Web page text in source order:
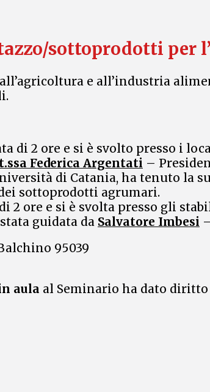
sottoprodotti per
e all’industria
2 ore e si è svolto presso i
Federica Argentati –
di Catania, ha tenuto la
sottoprodotti agrumari.
2 ore e si è svolta presso gli
guidata da Salvatore Imbesi
95039
aula al Seminario ha dato